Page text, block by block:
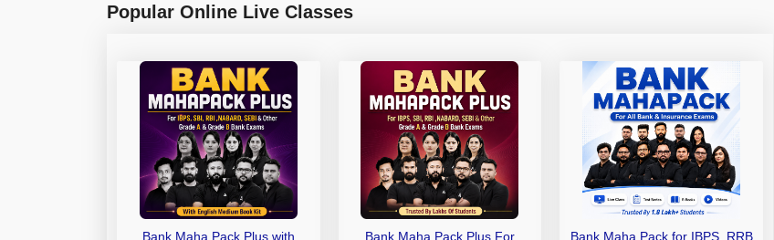
Popular Online Live Classes
Bank Maha Pack Plus with
Bank Maha Pack Plus For
Bank Maha Pack for IBPS, RRB